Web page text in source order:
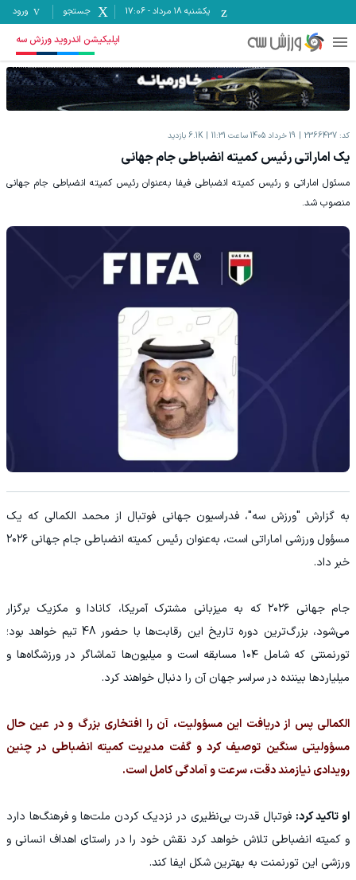
یکشنبه ۱۸ مرداد -
17:06 جستجو ورود
اپلیکیشن اندروید ورزش سه
کد: 2366437 19 خرداد 1405 ساعت 11:31 6.1K بازدید
یک اماراتی رئیس کمیته انضباطی جام جهانی
مسئول اماراتی و رئیس کمیته انضباطی فیفا به‌عنوان رئیس کمیته انضباطی جام جهانی
منصوب شد.
به گزارش "ورزش سه"، فدراسیون جهانی فوتبال از محمد الکمالی که یک
مسؤول ورزشی اماراتی است، به‌عنوان رئیس کمیته انضباطی جام جهانی ۲۰۲۶
خبر داد.
جام جهانی ۲۰۲۶ که به میزبانی مشترک آمریکا، کانادا و مکزیک برگزار
می‌شود، بزرگ‌ترین دوره تاریخ این رقابت‌ها با حضور 48 تیم خواهد بود؛
تورنمنتی که شامل ۱۰۴ مسابقه است و میلیون‌ها تماشاگر در ورزشگاه‌ها و
میلیاردها بیننده در سراسر جهان آن را دنبال خواهند کرد.
الکمالی پس از دریافت این مسؤولیت، آن را افتخاری بزرگ و در عین حال
مسؤولیتی سنگین توصیف کرد و گفت مدیریت کمیته انضباطی در چنین
رویدادی نیازمند دقت، سرعت و آمادگی کامل است.
او تاکید کرد: فوتبال قدرت بی‌نظیری در نزدیک کردن ملت‌ها و فرهنگ‌ها دارد
و کمیته انضباطی تلاش خواهد کرد نقش خود را در راستای اهداف انسانی و
ورزشی این تورنمنت به بهترین شکل ایفا کند.